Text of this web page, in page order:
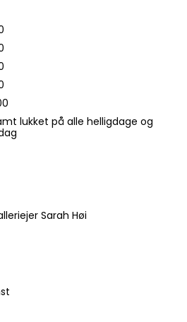
lukket på alle helligdage og
Sarah Høi